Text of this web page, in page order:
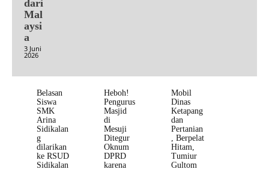
dari
Mal
aysi
a
3 Juni
2026
Belasan
Siswa
SMK
Arina
Sidikalan
g
dilarikan
ke RSUD
Sidikalan
Heboh!
Pengurus
Masjid
di
Mesuji
Ditegur
Oknum
DPRD
karena
Mobil
Dinas
Ketapang
dan
Pertanian
, Berpelat
Hitam,
Tumiur
Gultom